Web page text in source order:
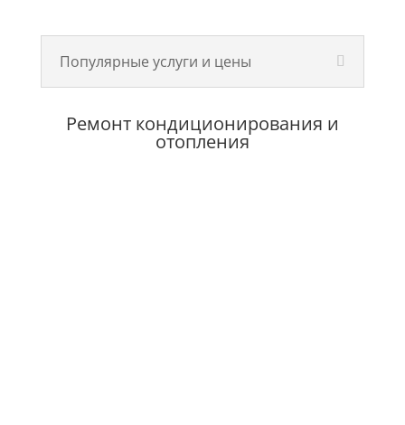
Популярные услуги и цены
Ремонт кондиционирования и
отопления